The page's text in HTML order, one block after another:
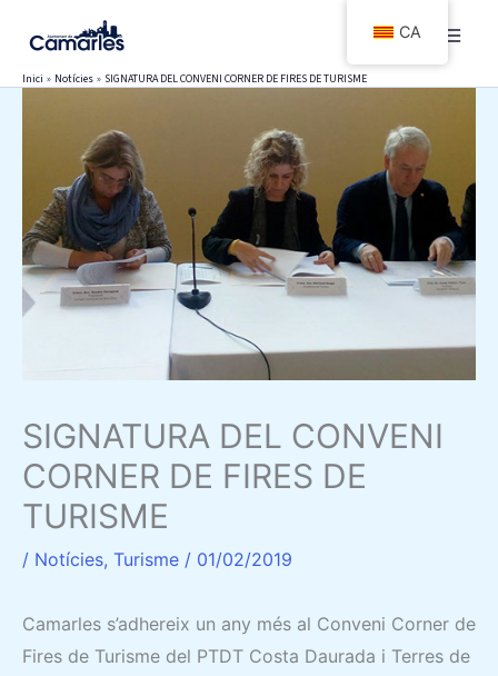
contingut
Inici Notícies SIGNATURA DEL CONVENI CORNER DE FIRES DE TURISME
SIGNATURA DEL CONVENI
CORNER DE FIRES DE
TURISME
/ Notícies, Turisme / 01/02/2019
Camarles s’adhereix un any més al Conveni Corner de
Fires de Turisme del PTDT Costa Daurada i Terres de
CA